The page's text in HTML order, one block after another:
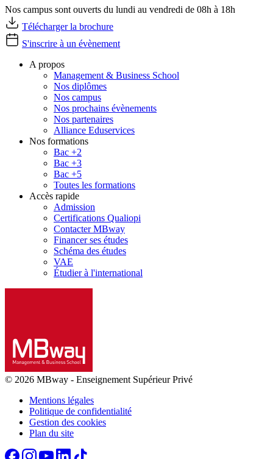
Nos campus sont ouverts du lundi au vendredi de 08h à 18h
Télécharger la brochure
S'inscrire à un évènement
A propos
Management & Business School
Nos diplômes
Nos campus
Nos prochains évènements
Nos partenaires
Alliance Eduservices
Nos formations
Bac +2
Bac +3
Bac +5
Toutes les formations
Accès rapide
Admission
Certifications Qualiopi
Contacter MBway
Financer ses études
Schéma des études
VAE
Étudier à l'international
© 2026 MBway - Enseignement Supérieur Privé
Mentions légales
Politique de confidentialité
Gestion des cookies
Plan du site